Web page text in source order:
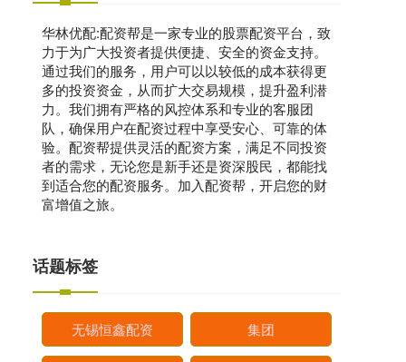
华林优配:配资帮是一家专业的股票配资平台，致
力于为广大投资者提供便捷、安全的资金支持。
通过我们的服务，用户可以以较低的成本获得更
多的投资资金，从而扩大交易规模，提升盈利潜
力。我们拥有严格的风控体系和专业的客服团
队，确保用户在配资过程中享受安心、可靠的体
验。配资帮提供灵活的配资方案，满足不同投资
者的需求，无论您是新手还是资深股民，都能找
到适合您的配资服务。加入配资帮，开启您的财
富增值之旅。
话题标签
无锡恒鑫配资 集团